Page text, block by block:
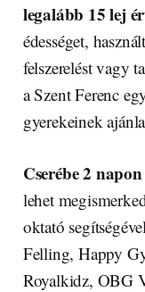
legalább 15 lej
édességet,
felszerelést vagy
a Szent Ferenc
gyerekeinek
Cserébe 2
lehet
oktató
Felling, Happy
Royalkidz, OBG